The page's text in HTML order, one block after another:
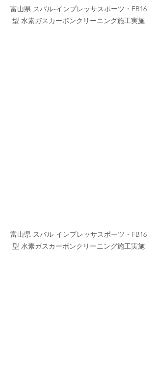
富山県 スバル-インプレッサスポーツ・FB16
型 水素ガスカーボンクリーニング施工実施
富山県 スバル-インプレッサスポーツ・FB16
型 水素ガスカーボンクリーニング施工実施